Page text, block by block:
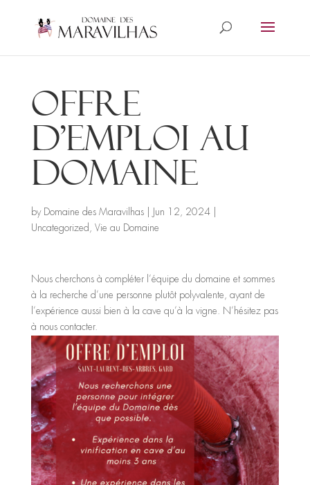
Offre
d’emploi au
domaine
by Domaine des Maravilhas| Jun 12, 2024|
Uncategorized , Vie au Domaine
Nous cherchons à compléter l’équipe du domaine et sommes
à la recherche d’une personne plutôt polyvalente, ayant de
l’expérience aussi bien à la cave qu’à la vigne. N’hésitez pas
à nous contacter.